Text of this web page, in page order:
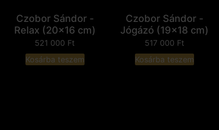
Czobor Sándor -
Relax (20x16 cm)
521 000 Ft
Kosárba teszem
Czobor Sándor -
Jógázó (19x18 cm)
517 000 Ft
Kosárba teszem